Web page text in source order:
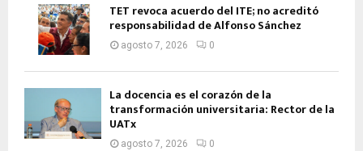
TET revoca acuerdo del ITE; no acreditó
responsabilidad de Alfonso Sánchez
agosto 7, 2026 0
La docencia es el corazón de la
transformación universitaria: Rector de la
UATx
agosto 7, 2026 0